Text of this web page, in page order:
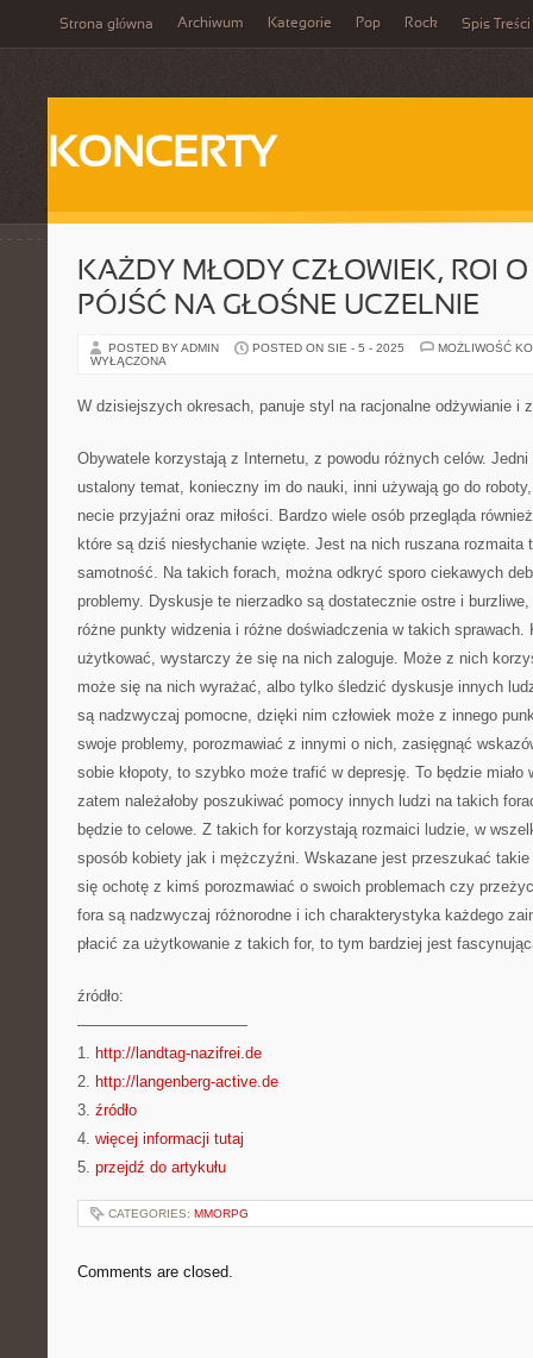
Strona główna Archiwum Kategorie Pop Rock Spis Treści
KONCERTY
KAŻDY MŁODY CZŁOWIEK, ROI
PÓJŚĆ NA GŁOŚNE UCZELNIE
POSTED BY ADMIN POSTED ON SIE - 5 - 2025
MOŻLIWOŚĆ
WYŁĄCZONA
W dzisiejszych okresach, panuje styl na racjonalne odżywianie i
Obywatele korzystają z Internetu, z powodu różnych celów.
ustalony temat, konieczny im do nauki, inni używają go do
necie przyjaźni oraz miłości. Bardzo wiele osób przegląda
które są dziś niesłychanie wzięte. Jest na nich ruszana rozmaita
samotność. Na takich forach, można odkryć sporo ciekawych
problemy. Dyskusje te nierzadko są dostatecznie ostre i
różne punkty widzenia i różne doświadczenia w takich
użytkować, wystarczy że się na nich zaloguje. Może z nich
może się na nich wyrażać, albo tylko śledzić dyskusje innych
są nadzwyczaj pomocne, dzięki nim człowiek może z innego
swoje problemy, porozmawiać z innymi o nich, zasięgnąć
sobie kłopoty, to szybko może trafić w depresję. To będzie miało
zatem należałoby poszukiwać pomocy innych ludzi na takich
będzie to celowe. Z takich for korzystają rozmaici ludzie, w
sposób kobiety jak i mężczyźni. Wskazane jest przeszukać
się ochotę z kimś porozmawiać o swoich problemach czy
fora są nadzwyczaj różnorodne i ich charakterystyka każdego
płacić za użytkowanie z takich for, to tym bardziej jest
źródło:
———————————
1. http://landtag-nazifrei.de
2. http://langenberg-active.de
3. źródło
4. więcej informacji tutaj
5. przejdź do artykułu
CATEGORIES: MMORPG
Comments are closed.